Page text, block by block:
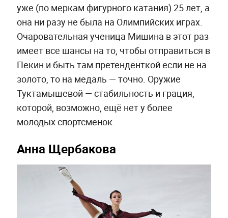
уже (по меркам фигурного катания) 25 лет, а
она ни разу не была на Олимпийских играх.
Очаровательная ученица Мишина в этот раз
имеет все шансы на то, чтобы отправиться в
Пекин и быть там претенденткой если не на
золото, то на медаль — точно. Оружие
Туктамышевой — стабильность и грация,
которой, возможно, ещё нет у более
молодых спортсменок.
Анна Щербакова